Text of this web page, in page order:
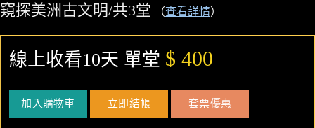
窺探美洲古文明/共3堂 （查看詳情）
線上收看10天 單堂 $ 400
加入購物車 立即結帳 套票優惠